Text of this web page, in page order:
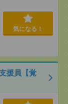
気になる！
援員【覚